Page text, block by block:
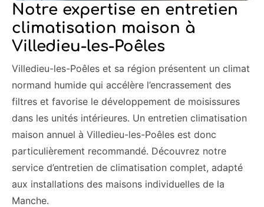
Notre expertise en entretien
climatisation maison à
Villedieu-les-Poêles
Villedieu-les-Poêles et sa région présentent un climat
normand humide qui accélère l’encrassement des
filtres et favorise le développement de moisissures
dans les unités intérieures. Un entretien climatisation
maison annuel à Villedieu-les-Poêles est donc
particulièrement recommandé. Découvrez notre
service d’entretien de climatisation complet, adapté
aux installations des maisons individuelles de la
Manche.